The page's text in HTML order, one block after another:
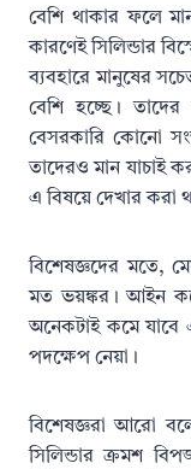
বেশি থাকার ফলে
কারণেই সিলিন্ডার
ব্যবহারে মানুষের
বেশি হচ্ছে। তাদের
বেসরকারি কোনো
তাদেরও মান যাচাই
এ বিষয়ে দেখার করা
বিশেষজ্ঞদের মতে,
মত ভয়ঙ্কর। আইন
অনেকটাই কমে
পদক্ষেপ নেয়া।
বিশেষজ্ঞরা আরো
সিলিন্ডার ক্রমশ